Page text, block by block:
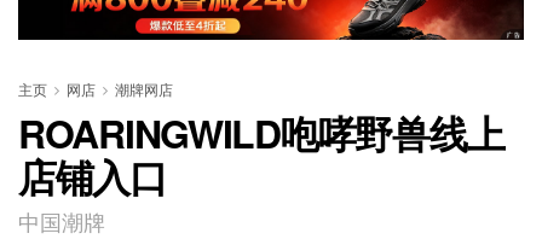
主页 网店 潮牌网店
ROARINGWILD咆哮野兽线上
店铺入口
中国潮牌